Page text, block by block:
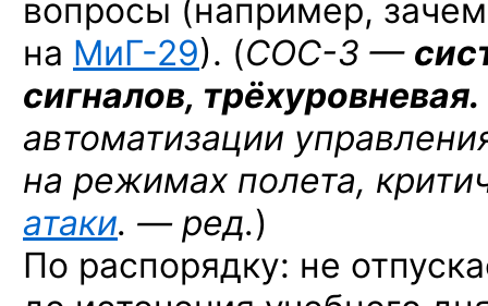
вопросы (например,
на МиГ-29). (СОС-3 —
сигналов, трёхуровневая.
автоматизации
на режимах полета,
атаки. — ред.)
По распорядку: не